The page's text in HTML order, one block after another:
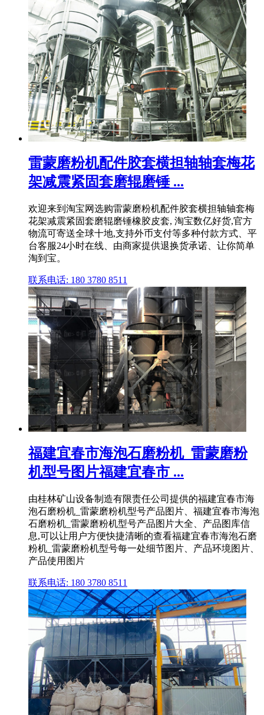
雷蒙磨粉机配件胶套横担轴轴套梅花
架减震紧固套磨辊磨锤 ...
欢迎来到淘宝网选购雷蒙磨粉机配件胶套横担轴轴套梅
花架减震紧固套磨辊磨锤橡胶皮套, 淘宝数亿好货,官方
物流可寄送全球十地,支持外币支付等多种付款方式、平
台客服24小时在线、由商家提供退换货承诺、让你简单
淘到宝。
联系电话: 180 3780 8511
福建宜春市海泡石磨粉机_雷蒙磨粉
机型号图片福建宜春市 ...
由桂林矿山设备制造有限责任公司提供的福建宜春市海
泡石磨粉机_雷蒙磨粉机型号产品图片、福建宜春市海泡
石磨粉机_雷蒙磨粉机型号产品图片大全、产品图库信
息,可以让用户方便快捷清晰的查看福建宜春市海泡石磨
粉机_雷蒙磨粉机型号每一处细节图片、产品环境图片、
产品使用图片
联系电话: 180 3780 8511